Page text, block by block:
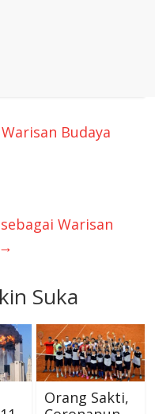
Budaya
Warisan
→
Suka
Orang Sakti,